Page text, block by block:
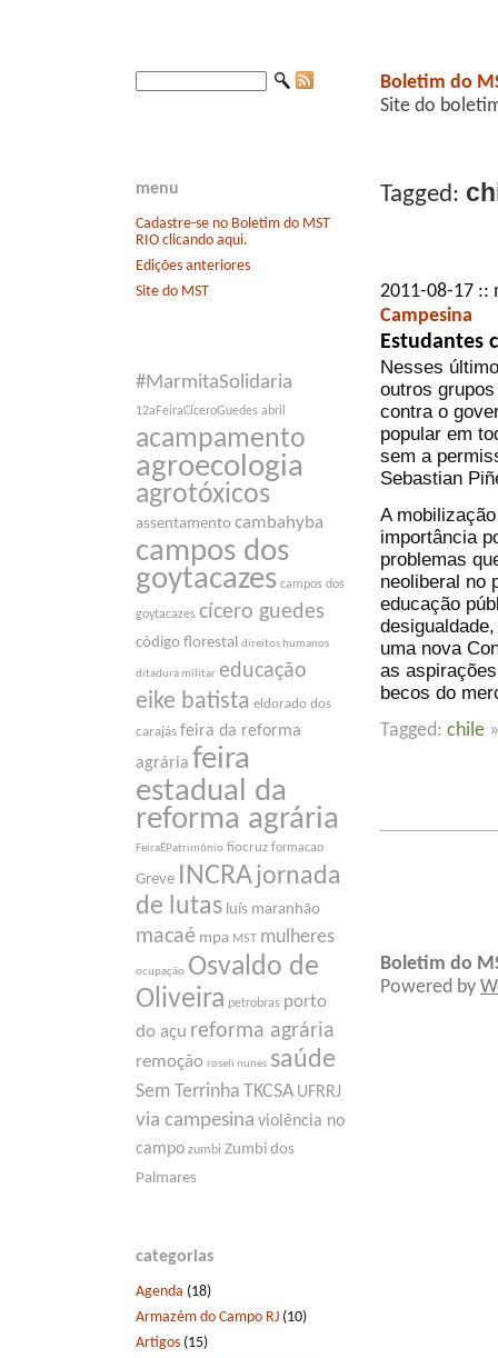
menu
Cadastre-se no Boletim do MST
RIO clicando aqui.
Edições anteriores
Site do MST
#MarmitaSolidaria
12aFeiraCíceroGuedes abril
acampamento
agroecologia
agrotóxicos
assentamento cambahyba
campos dos
goytacazes campos dos
goytacazes cícero guedes
código florestal direitos humanos
ditadura militar educação
eike batista eldorado dos
carajás feira da reforma
agrária feira
estadual da
reforma agrária
FeiraÉPatrimônio fiocruz formacao
Greve INCRA jornada
de lutas luís maranhão
macaé mpa MST mulheres
ocupação Osvaldo de
Oliveira petrobras porto
do açu reforma agrária
remoção roseli nunes saúde
Sem Terrinha TKCSA UFRRJ
via campesina violência no
campo zumbi Zumbi dos
Palmares
categorias
Agenda (18)
Armazém do Campo RJ (10)
Artigos (15)
Boletim do
Site do
Tagged:
2011-08-17
Campesina
Estudantes
Nesses
outros
contra o
popular em
sem a
Sebastian
A
importância
problemas
neoliberal no
educação
uma nova
as
becos do
Tagged: chile
Boletim do
Powered by